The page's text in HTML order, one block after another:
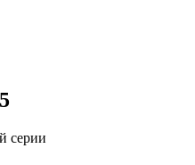
серии